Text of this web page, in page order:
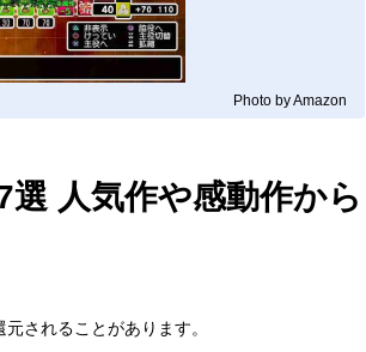
Photo by Amazon
人気作や感動作から
されることがあります。